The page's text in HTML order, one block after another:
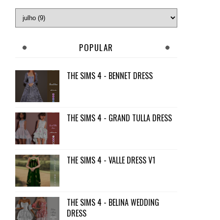
POPULAR
THE SIMS 4 - BENNET DRESS
THE SIMS 4 - GRAND TULLA DRESS
THE SIMS 4 - VALLE DRESS V1
THE SIMS 4 - BELINA WEDDING
DRESS